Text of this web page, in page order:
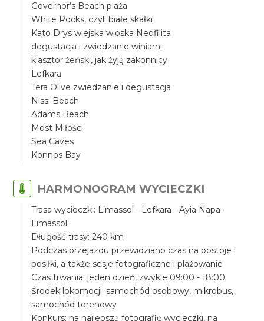
Governor’s Beach plaża
White Rocks, czyli białe skałki
Kato Drys wiejska wioska Neofilita
degustacja i zwiedzanie winiarni
klasztor żeński, jak żyją zakonnicy
Lefkara
Tera Olive zwiedzanie i degustacja
Nissi Beach
Adams Beach
Most Miłości
Sea Caves
Konnos Bay
HARMONOGRAM WYCIECZKI
Trasa wycieczki: Limassol - Lefkara - Ayia Napa -
Limassol
Długość trasy: 240 km
Podczas przejazdu przewidziano czas na postoje i
posiłki, a także sesje fotograficzne i plażowanie
Czas trwania: jeden dzień, zwykle 09:00 - 18:00
Środek lokomocji: samochód osobowy, mikrobus,
samochód terenowy
Konkurs: na najlepszą fotografię wycieczki, na